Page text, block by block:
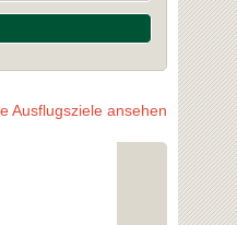
Ausflugsziele ansehen
Perlen-